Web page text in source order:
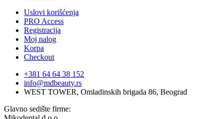
Uslovi korišćenja
PRO Access
Registracija
Moj nalog
Korpa
Checkout
+381 64 64 38 152
info@mdbeauty.rs
WEST TOWER, Omladinskih brigada 86, Beograd
Glavno sedište firme: